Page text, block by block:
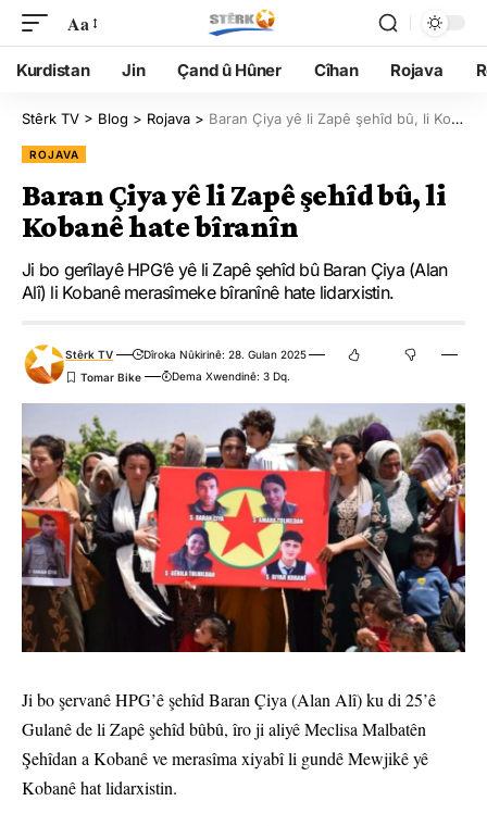
Aa
Kurdistan Jin Çand û Hûner Cîhan Rojava
Stêrk TV > Blog > Rojava > Baran Çiya yê li Zapê şehîd bû, li Kobanê hate bîranîn
ROJAVA
Baran Çiya yê li Zapê şehîd bû, li
Kobanê hate bîranîn
Ji bo gerîlayê HPG’ê yê li Zapê şehîd bû Baran Çiya (Alan
Alî) li Kobanê merasîmeke bîranînê hate lidarxistin.
Stêrk TV
Dîroka Nûkirinê: 28. Gulan 2025
Dema Xwendinê: 3 Dq.
Ji bo şervanê HPG’ê şehîd Baran Çiya (Alan Alî) ku di 25’ê
Gulanê de li Zapê şehîd bûbû, îro ji aliyê Meclisa Malbatên
Şehîdan a Kobanê ve merasîma xiyabî li gundê Mewjikê yê
Kobanê hat lidarxistin.